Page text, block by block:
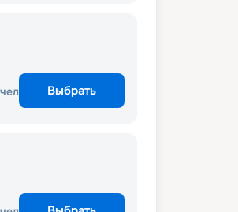
Выбрать